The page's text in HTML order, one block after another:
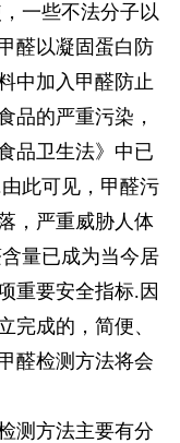
一些不法分子以
醛以凝固蛋白防
中加入甲醛防止
品的严重污染，
品卫生法》中已
此可见，甲醛污
，严重威胁人体
量已成为当今居
重要安全指标.因
完成的，简便、
醛检测方法将会
测方法主要有分